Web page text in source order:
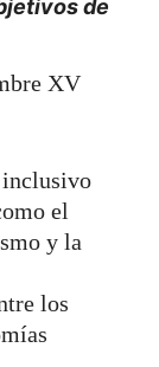
de
XV
el
y la
los